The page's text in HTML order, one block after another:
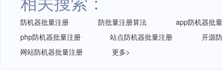
防机器批量注册 防批量注册算法
app防机器批
php防机器批量注册
站点防机器批量注册
开源
网站防机器批量注册
更多>